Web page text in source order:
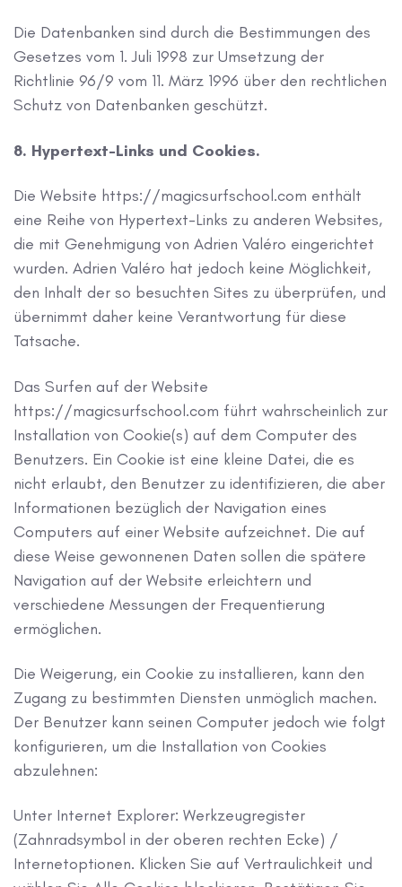
Die Datenbanken sind durch die Bestimmungen des
Gesetzes vom 1. Juli 1998 zur Umsetzung der
Richtlinie 96/9 vom 11. März 1996 über den rechtlichen
Schutz von Datenbanken geschützt.
8. Hypertext-Links und Cookies.
Die Website https://magicsurfschool.com enthält
eine Reihe von Hypertext-Links zu anderen Websites,
die mit Genehmigung von Adrien Valéro eingerichtet
wurden. Adrien Valéro hat jedoch keine Möglichkeit,
den Inhalt der so besuchten Sites zu überprüfen, und
übernimmt daher keine Verantwortung für diese
Tatsache.
Das Surfen auf der Website
https://magicsurfschool.com führt wahrscheinlich zur
Installation von Cookie(s) auf dem Computer des
Benutzers. Ein Cookie ist eine kleine Datei, die es
nicht erlaubt, den Benutzer zu identifizieren, die aber
Informationen bezüglich der Navigation eines
Computers auf einer Website aufzeichnet. Die auf
diese Weise gewonnenen Daten sollen die spätere
Navigation auf der Website erleichtern und
verschiedene Messungen der Frequentierung
ermöglichen.
Die Weigerung, ein Cookie zu installieren, kann den
Zugang zu bestimmten Diensten unmöglich machen.
Der Benutzer kann seinen Computer jedoch wie folgt
konfigurieren, um die Installation von Cookies
abzulehnen:
Unter Internet Explorer: Werkzeugregister
(Zahnradsymbol in der oberen rechten Ecke) /
Internetoptionen. Klicken Sie auf Vertraulichkeit und